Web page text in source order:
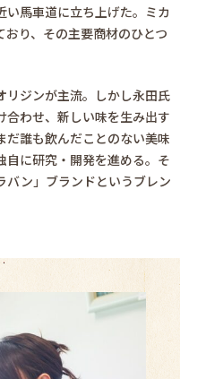
馬車道に立ち上げた。ミカ
おり、その主要商材のひとつ
リジンが主流。しかし永田氏
合わせ、新しい味を生み出す
だ誰も飲んだことのない美味
自に研究・開発を進める。そ
バン」ブランドというブレン